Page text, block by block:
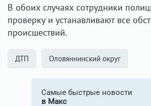
В обоих случаях сотрудники
проверку и устанавливают все
происшествий.
ДТП Оловяннинский округ
Самые быстрые новости
в Макс